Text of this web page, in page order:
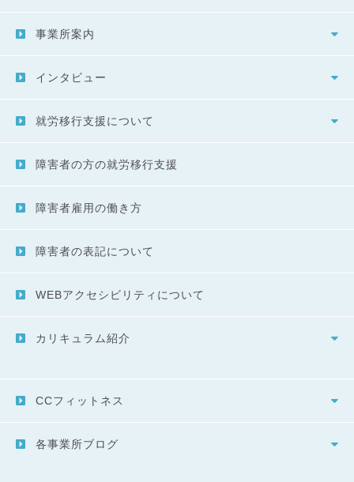
事業所案内
インタビュー
就労移行支援について
障害者の方の就労移行支援
障害者雇用の働き方
障害者の表記について
WEBアクセシビリティについて
カリキュラム紹介
CCフィットネス
各事業所ブログ